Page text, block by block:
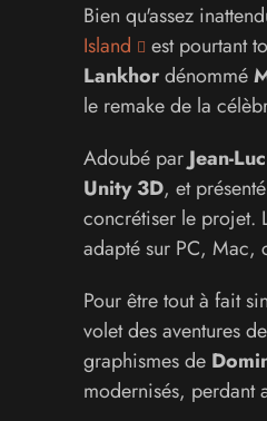
Bien qu'assez
Island
est pourtant
Lankhordénommé
le remake de la
Adoubé par Jean-
Unity 3D, et
concrétiser le projet.
adapté sur PC, Mac,
Pour être tout à fait
volet des aventures de
graphismes de
modernisés, perdant